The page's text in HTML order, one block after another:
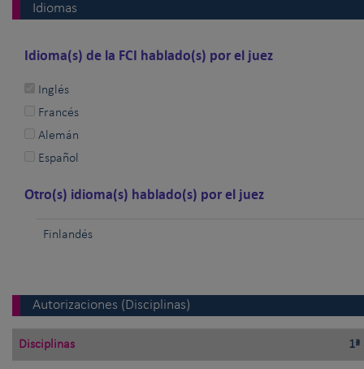
Idiomas
Idioma(s) de la FCI hablado(s) por el juez
Inglés
Francés
Alemán
Español
Otro(s) idioma(s) hablado(s) por el juez
Finlandés
Autorizaciones (Disciplinas)
Disciplinas